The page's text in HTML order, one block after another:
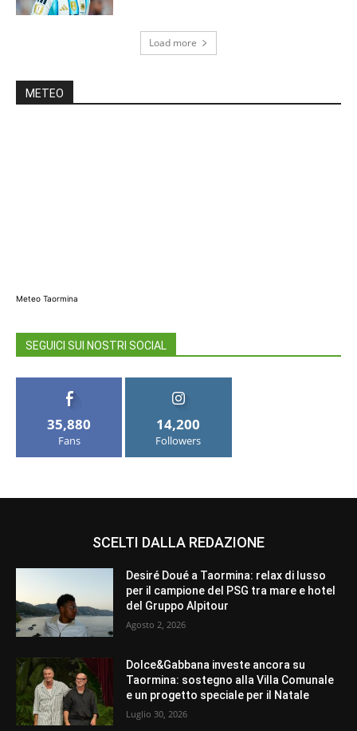
Load more
METEO
Meteo Taormina
SEGUICI SUI NOSTRI SOCIAL
35,880
Fans
14,200
Followers
SCELTI DALLA REDAZIONE
Desiré Doué a Taormina: relax di lusso
per il campione del PSG tra mare e hotel
del Gruppo Alpitour
Agosto 2, 2026
Dolce&Gabbana investe ancora su
Taormina: sostegno alla Villa Comunale
e un progetto speciale per il Natale
Luglio 30, 2026